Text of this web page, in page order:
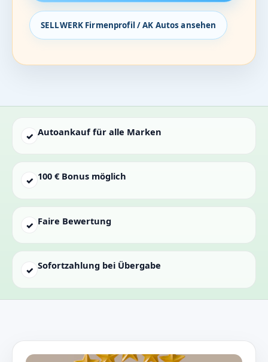
SELLWERK Firmenprofil / AK Autos ansehen
✓ Autoankauf für alle Marken
✓ 100 € Bonus möglich
✓ Faire Bewertung
✓ Sofortzahlung bei Übergabe